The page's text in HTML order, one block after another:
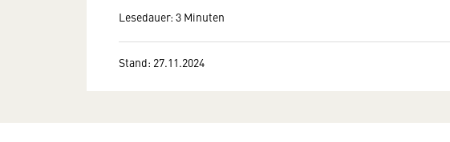
Lesedauer: 3 Minuten
Stand: 27.11.2024